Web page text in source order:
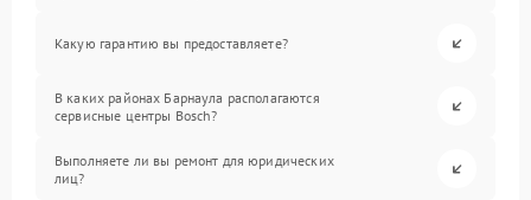
Какую гарантию вы предоставляете?
В каких районах Барнаула располагаются
сервисные центры Bosch?
Выполняете ли вы ремонт для юридических
лиц?